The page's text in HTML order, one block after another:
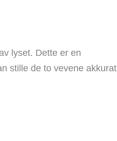
lyset. Dette er en
stille de to vevene akkurat